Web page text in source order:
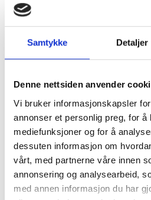
Samtykke Detaljer
Denne nettsiden anvender
Vi bruker informasjonskapsler
annonser et personlig preg, for å
mediefunksjoner og for å
dessuten informasjon om
vårt, med partnerne våre innen
annonsering og analysearbeid,
med annen informasjon du har
Klikk og
Varenummer:
GFT003-BLK
Kategorier: Fugemasse og lim
Del produktet